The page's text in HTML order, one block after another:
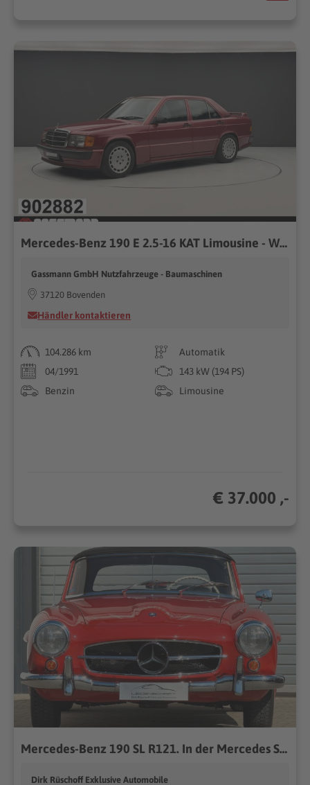
Mercedes-Benz 190 E 2.5-16 KAT Limousine - W201
Gassmann GmbH Nutzfahrzeuge - Baumaschinen
37120 Bovenden
Händler kontaktieren
104.286 km
Automatik
04/1991
143 kW (194 PS)
Benzin
Limousine
€ 37.000 ,-
Mercedes-Benz 190 SL R121. In der Mercedes Szene bekannt
Dirk Rüschoff Exklusive Automobile